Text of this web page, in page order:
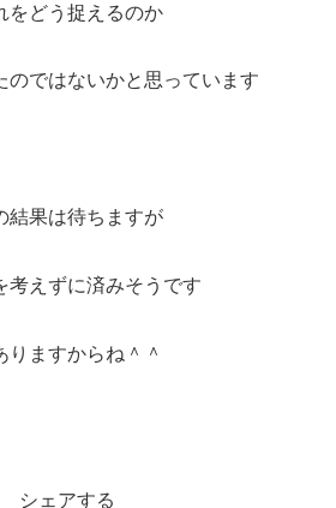
をどう捉えるのか
のではないかと思っています
結果は待ちますが
考えずに済みそうです
ますからね＾＾
シェアする